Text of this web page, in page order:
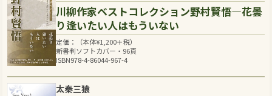
川柳作家ベストコレクション野村賢悟―花曇
り逢いたい人はもういない
定価：（本体¥1,200＋税）
新書判ソフトカバー・96頁
ISBN978-4-86044-967-4
太秦三猿